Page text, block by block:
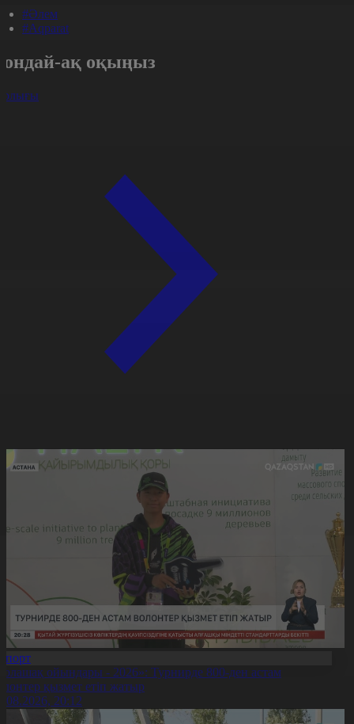
#Әлем
#Aqparat
ақ оқыңыз
ойындары - 2026»: Турнирде 800-ден астам
қызмет етіп жатыр
20:12